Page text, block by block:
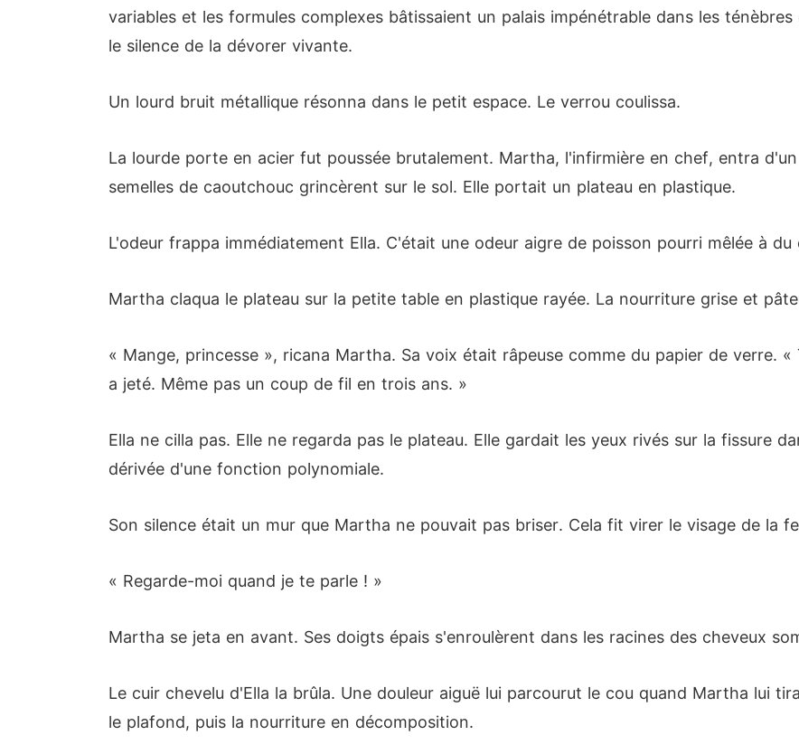
variables et les formules complexes bâtissaient un palais impénétrable dans les
le silence de la dévorer vivante.
Un lourd bruit métallique résonna dans le petit espace. Le verrou coulissa.
La lourde porte en acier fut poussée brutalement. Martha, l'infirmière en chef, entra d'un
semelles de caoutchouc grincèrent sur le sol. Elle portait un plateau en plastique.
L'odeur frappa immédiatement Ella. C'était une odeur aigre de poisson pourri mêlée à du
Martha claqua le plateau sur la petite table en plastique rayée. La nourriture grise et
« Mange, princesse », ricana Martha. Sa voix était râpeuse comme du papier de verre.
a jeté. Même pas un coup de fil en trois ans. »
Ella ne cilla pas. Elle ne regarda pas le plateau. Elle gardait les yeux rivés sur la fissure
dérivée d'une fonction polynomiale.
Son silence était un mur que Martha ne pouvait pas briser. Cela fit virer le visage de la
« Regarde-moi quand je te parle ! »
Martha se jeta en avant. Ses doigts épais s'enroulèrent dans les racines des cheveux
Le cuir chevelu d'Ella la brûla. Une douleur aiguë lui parcourut le cou quand Martha lui
le plafond, puis la nourriture en décomposition.